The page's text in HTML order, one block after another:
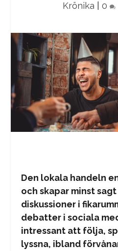
Krönika
0 |
Den lokala handeln
och skapar minst
diskussioner i
debatter i sociala
intressant att följa,
lyssna, ibland